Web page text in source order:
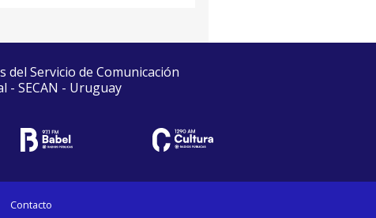
del Servicio de Comunicación
- SECAN - Uruguay
Contacto